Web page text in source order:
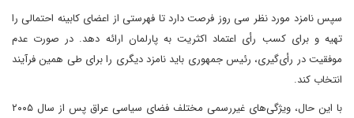
سپس نامزد مورد نظر سی روز فرصت دارد تا فهرستی از اعضای کابینه احتمالی را
تهیه و برای کسب رأی اعتماد اکثریت به پارلمان ارائه دهد. در صورت عدم
موفقیت در رأی‌گیری، رئیس جمهوری باید نامزد دیگری را برای طی همین فرآیند
انتخاب کند.
با این حال، ویژگی‌های غیررسمی مختلف فضای سیاسی عراق پس از سال ۲۰۰۵